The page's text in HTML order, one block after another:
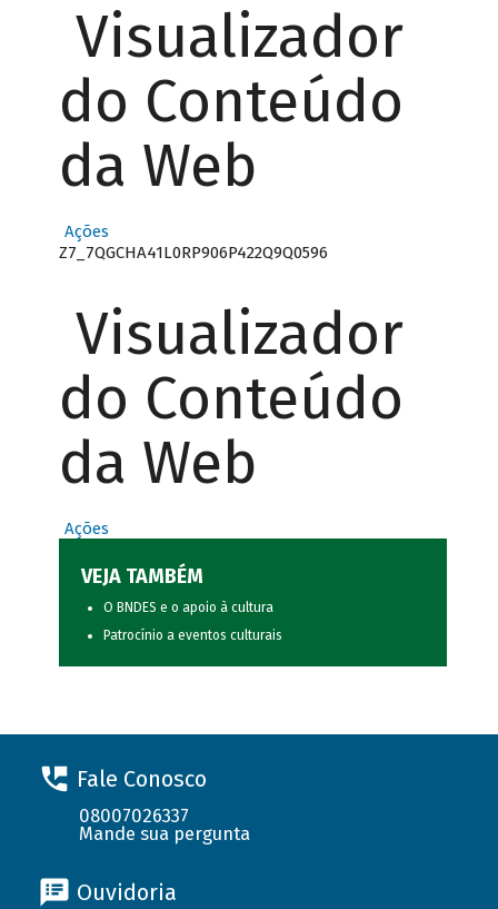
Visualizador
do Conteúdo
da Web
Ações
Z7_7QGCHA41L0RP906P422Q9Q0596
Visualizador
do Conteúdo
da Web
Ações
VEJA TAMBÉM
O BNDES e o apoio à cultura
Patrocínio a eventos culturais
Fale Conosco
08007026337
Mande sua pergunta
Ouvidoria